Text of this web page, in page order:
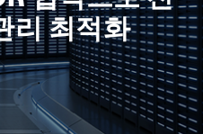
리 최적화
+1